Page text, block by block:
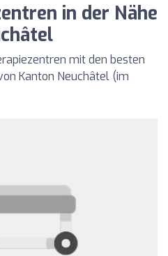
in der Nähe
mit den besten
Kanton Neuchâtel (im